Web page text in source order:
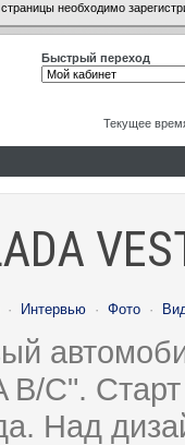
необходимо
Быстрый переход
Текущее
· Интервью · Фото ·
C".
Над